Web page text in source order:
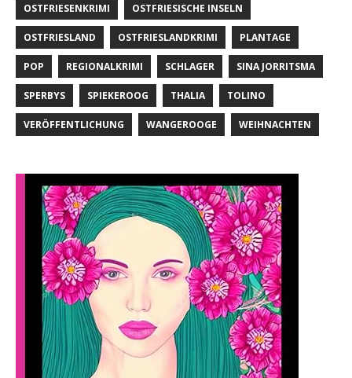
OSTFRIESENKRIMI OSTFRIESISCHE INSELN
OSTFRIESLAND OSTFRIESLANDKRIMI PLANTAGE
POP REGIONALKRIMI SCHLAGER SINA JORRITSMA
SPERBYS SPIEKEROOG THALIA TOLINO
VERÖFFENTLICHUNG WANGEROOGE WEIHNACHTEN